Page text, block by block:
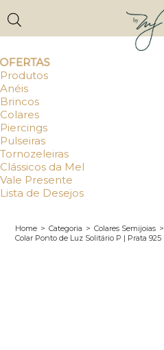
Produtos
Anéis
Brincos
Colares
Piercings
Pulseiras
Tornozeleiras
Clássicos da Mel
Vale Presente
Lista de Desejos
Home > Categoria > Colares Semijoias >
Colar Ponto de Luz Solitário P | Prata 925